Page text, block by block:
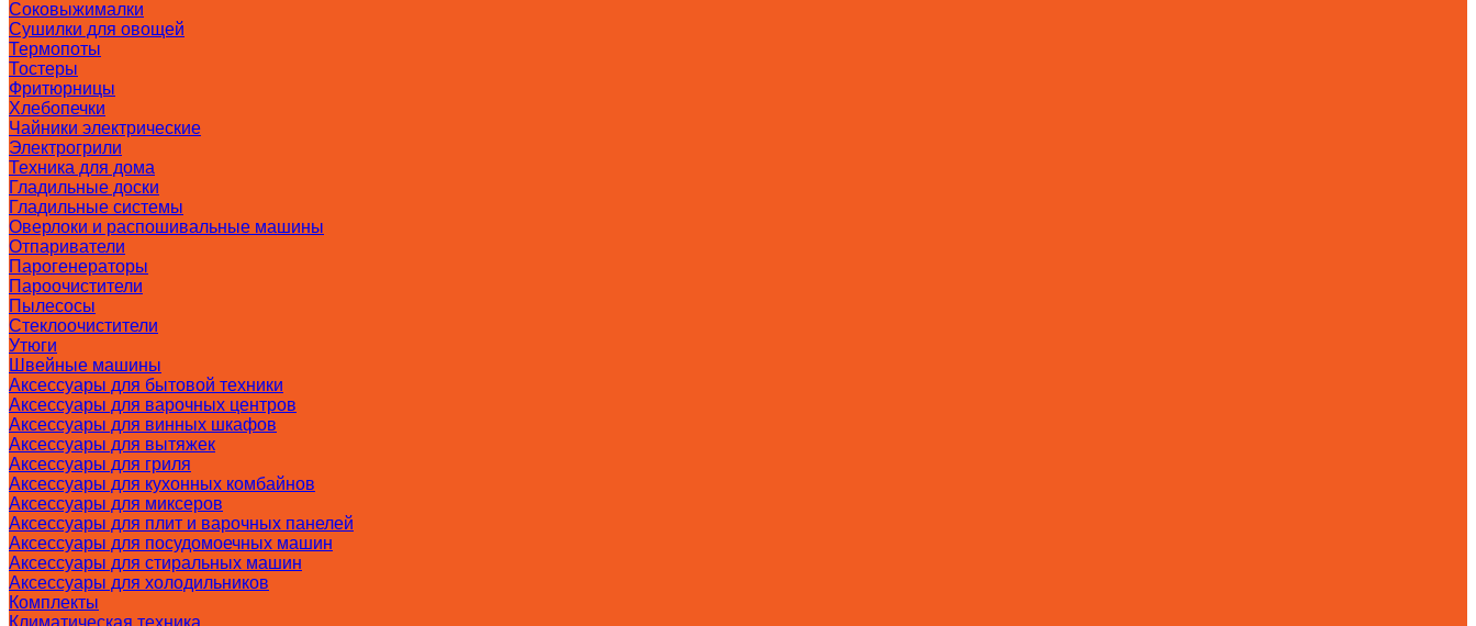
Соковыжималки
Сушилки для овощей
Термопоты
Тостеры
Фритюрницы
Хлебопечки
Чайники электрические
Электрогрили
Техника для дома
Гладильные доски
Гладильные системы
Оверлоки и распошивальные машины
Отпариватели
Парогенераторы
Пароочистители
Пылесосы
Стеклоочистители
Утюги
Швейные машины
Аксессуары для бытовой техники
Аксессуары для варочных центров
Аксессуары для винных шкафов
Аксессуары для вытяжек
Аксессуары для гриля
Аксессуары для кухонных комбайнов
Аксессуары для миксеров
Аксессуары для плит и варочных панелей
Аксессуары для посудомоечных машин
Аксессуары для стиральных машин
Аксессуары для холодильников
Комплекты
Климатическая техника